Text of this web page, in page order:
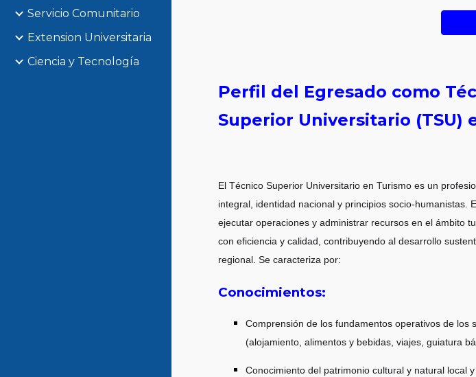
Servicio Comunitario
Extension Universitaria
Ciencia y Tecnología
Perfil del Egresado como
Superior Universitario (TSU)
El Técnico Superior Universitario en Turismo es un
integral, identidad nacional y principios socio-humanistas.
ejecutar operaciones y administrar recursos en el ámbito
con eficiencia y calidad, contribuyendo al desarrollo
regional. Se caracteriza por:
Conocimientos:
Comprensión de los fundamentos operativos de los
(alojamiento, alimentos y bebidas, viajes, guiatura
Conocimiento del patrimonio cultural y natural local